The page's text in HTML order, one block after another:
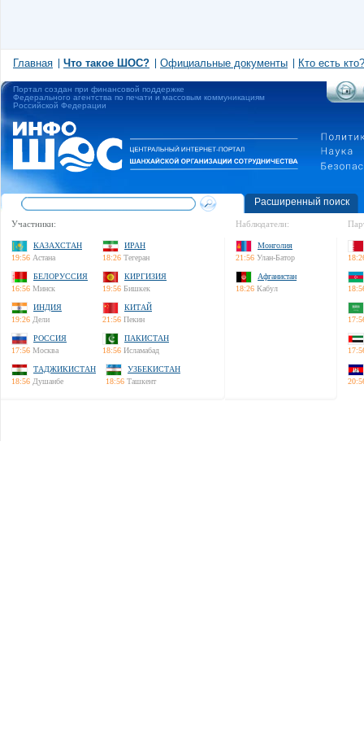
Главная Что такое ШОС? Официальные документы Кто есть кто?
Портал создан при финансовой поддержке
Федерального агентства по печати и массовым коммуникациям
Российской Федерации
Расширенный поиск
Участники:
КАЗАХСТАН
19:56 Астана
ИРАН
18:26 Тегеран
БЕЛОРУССИЯ
16:56 Минск
КИРГИЗИЯ
19:56 Бишкек
ИНДИЯ
19:26 Дели
КИТАЙ
21:56 Пекин
РОССИЯ
17:56 Москва
ПАКИСТАН
18:56 Исламабад
ТАДЖИКИСТАН
18:56 Душанбе
УЗБЕКИСТАН
18:56 Ташкент
Наблюдатели:
Монголия
21:56 Улан-Батор
Афганистан
18:26 Кабул